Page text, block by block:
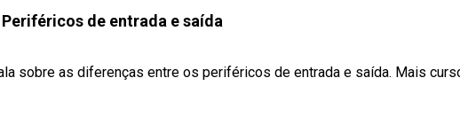
Periféricos de entrada e saída
sobre as diferenças entre os periféricos de entrada e saída. Mais